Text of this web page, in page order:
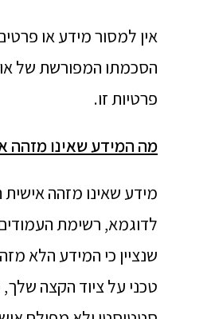
אין למסור מידע או
הסכמתו המפורשת של
פרטיות זו.
מה המידע שאינו מזהה
מידע שאינו מזהה
לדוגמא, רשימת
שנציין כי המידע הלא
טכני על ציוד הקצה